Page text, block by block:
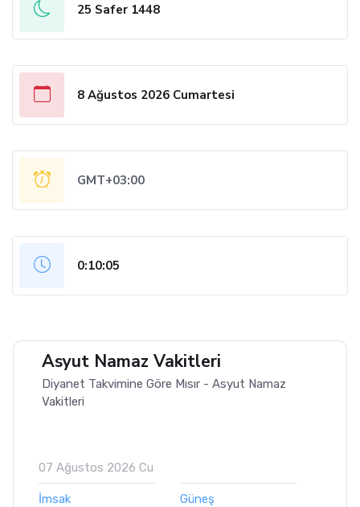
25 Safer 1448
8 Ağustos 2026 Cumartesi
GMT+03:00
0:10:06
Asyut Namaz Vakitleri
Diyanet Takvimine Göre Mısır - Asyut Namaz
Vakitleri
07 Ağustos 2026 Cu
İmsak
Güneş